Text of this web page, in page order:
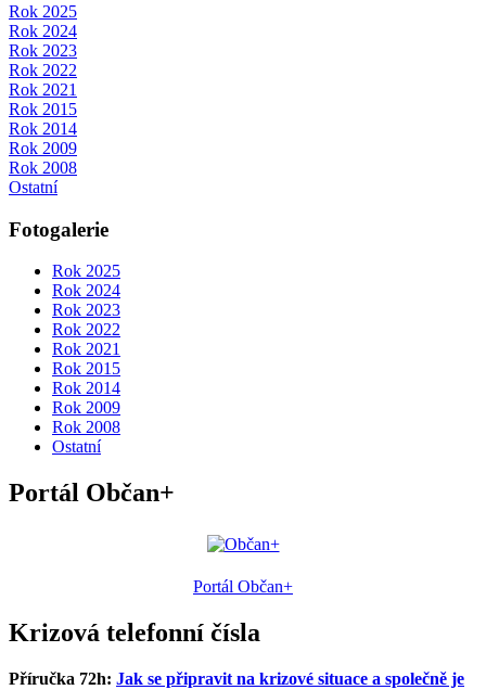
Rok 2025
Rok 2024
Rok 2023
Rok 2022
Rok 2021
Rok 2015
Rok 2014
Rok 2009
Rok 2008
Ostatní
Fotogalerie
Rok 2025
Rok 2024
Rok 2023
Rok 2022
Rok 2021
Rok 2015
Rok 2014
Rok 2009
Rok 2008
Ostatní
Portál Občan+
Portál Občan+
Krizová telefonní čísla
Příručka 72h: Jak se připravit na krizové situace a společně je